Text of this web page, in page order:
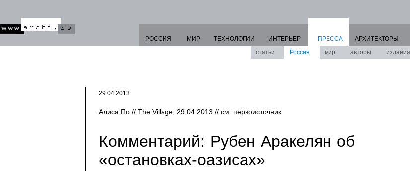
РОССИЯ МИР ТЕХНОЛОГИИ ИНТЕРЬЕР
ПРЕССА
статьи
Россия мир авторы издания
АРХИТЕКТОРЫ
29.04.2013
Алиса По // The Village , 29.04.2013 // см. первоисточник
Комментарий: Рубен Аракелян об
«остановках-оазисах»